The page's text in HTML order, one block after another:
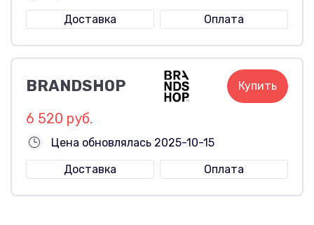
Доставка
Оплата
BRANDSHOP Купить
6 520 руб.
Цена обновлялась 2025-10-15
Доставка
Оплата